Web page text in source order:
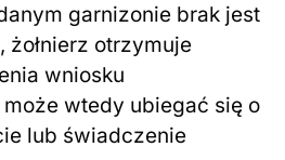
garnizonie brak jest
żołnierz otrzymuje
wniosku
wtedy ubiegać się o
lub świadczenie